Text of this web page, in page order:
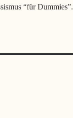
“für Dummies”.